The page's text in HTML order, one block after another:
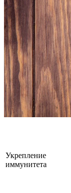
Укрепление
иммунитета